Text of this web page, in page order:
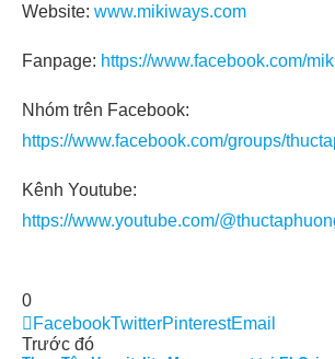
Website: www.mikiways.com
Fanpage: https://www.facebook.com/
Nhóm trên Facebook:
https://www.facebook.com/groups/
Kênh Youtube:
https://www.youtube.com/
0
FacebookTwitterPinterestEmail
Trước đó